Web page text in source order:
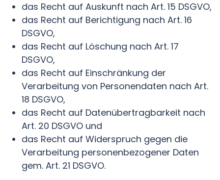
das Recht auf Auskunft nach Art. 15 DSGVO,
das Recht auf Berichtigung nach Art. 16
DSGVO,
das Recht auf Löschung nach Art. 17
DSGVO,
das Recht auf Einschränkung der
Verarbeitung von Personendaten nach Art.
18 DSGVO,
das Recht auf Datenübertragbarkeit nach
Art. 20 DSGVO und
das Recht auf Widerspruch gegen die
Verarbeitung personenbezogener Daten
gem. Art. 21 DSGVO.